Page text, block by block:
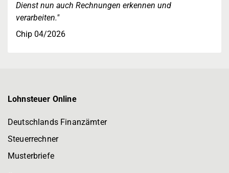
Dienst nun auch Rechnungen erkennen und
verarbeiten."
Chip 04/2026
Lohnsteuer Online
Deutschlands Finanzämter
Steuerrechner
Musterbriefe